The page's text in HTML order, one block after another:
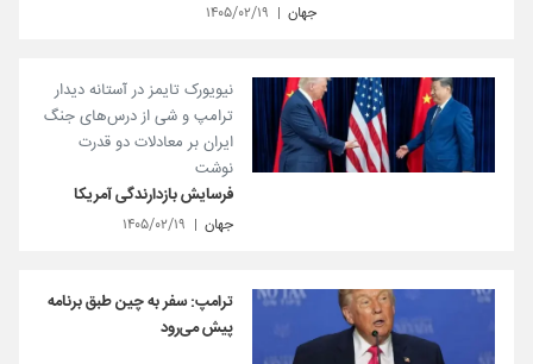
جهان ۱۴۰۵/۰۲/۱۹
نیویورک تایمز در آستانه دیدار
ترامپ و شی از درس‌های جنگ
ایران بر معادلات دو قدرت
نوشت
فرسایش بازدارندگی آمریکا
جهان ۱۴۰۵/۰۲/۱۹
ترامپ: سفر به چین طبق برنامه
پیش می‌رود